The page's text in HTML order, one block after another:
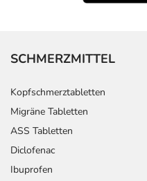
SCHMERZMITTEL
Kopfschmerztabletten
Migräne Tabletten
ASS Tabletten
Diclofenac
Ibuprofen